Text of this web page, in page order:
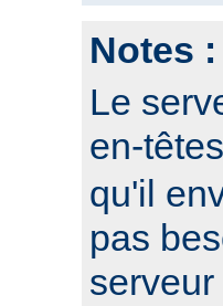
Notes :
Le
en-têtes
qu'il
pas